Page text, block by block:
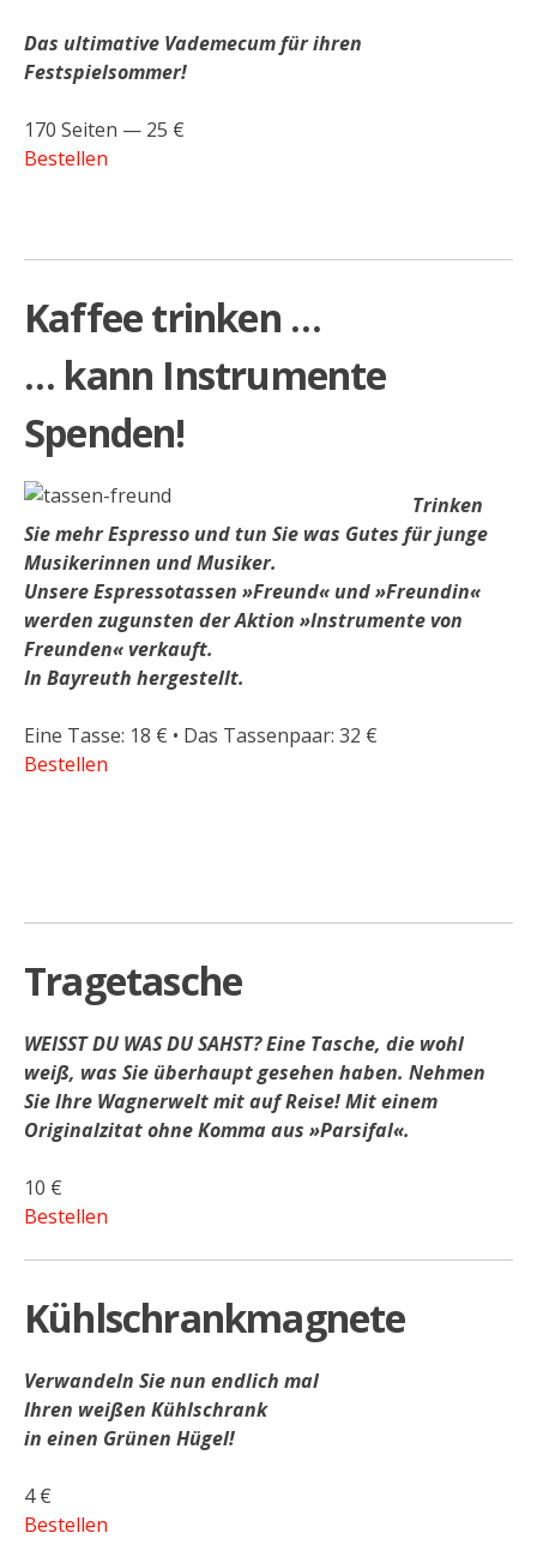
Das ultimative Vademecum für ihren
Festspielsommer!
170 Seiten — 25 €
Bestellen
Kaffee trinken …
… kann Instrumente
Spenden!
Trinken
Sie mehr Espresso und tun Sie was Gutes für junge
Musikerinnen und Musiker.
Unsere Espressotassen »Freund« und »Freundin«
werden zugunsten der Aktion »Instrumente von
Freunden« verkauft.
In Bayreuth hergestellt.
Eine Tasse: 18 € • Das Tassenpaar: 32 €
Bestellen
Tragetasche
WEISST DU WAS DU SAHST? Eine Tasche, die wohl
weiß, was Sie überhaupt gesehen haben. Nehmen
Sie Ihre Wagnerwelt mit auf Reise! Mit einem
Originalzitat ohne Komma aus »Parsifal«.
10 €
Bestellen
Kühlschrankmagnete
Verwandeln Sie nun endlich mal
Ihren weißen Kühlschrank
in einen Grünen Hügel!
4 €
Bestellen